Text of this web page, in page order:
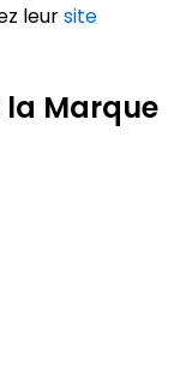
leursite
la Marque